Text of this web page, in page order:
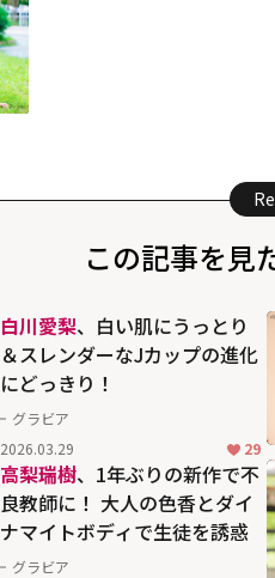
この記事を見
白川愛梨、白い肌にうっとり
＆スレンダーなJカップの進化
にどっきり！
グラビア
2026.03.29
29
高梨瑞樹、1年ぶりの新作で不
良教師に！ 大人の色香とダイ
ナマイトボディで生徒を誘惑
グラビア